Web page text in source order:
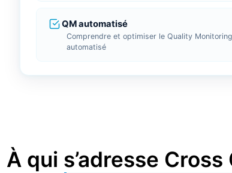
QM automatisé
Comprendre et optimiser le Quality Monitoring
automatisé
À qui s’adresse Cross